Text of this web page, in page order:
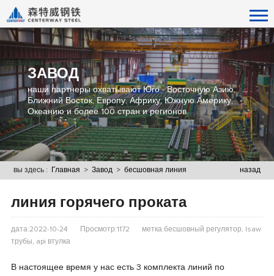
ЗАВОД
наши партнеры охватывают Юго - Восточную Азию,
Ближний Восток, Европу, Африку, Южную Америку,
Океанию и более 100 стран и регионов.
назад
вы здесь : Главная >Завод >бесшовная линия
линия горячего проката
дата:2022-10-24 Просмотр:1172
метка:бесшовный регулятор, lsaw
трубы, api втулка
В настоящее время у нас есть 3 комплекта линий по